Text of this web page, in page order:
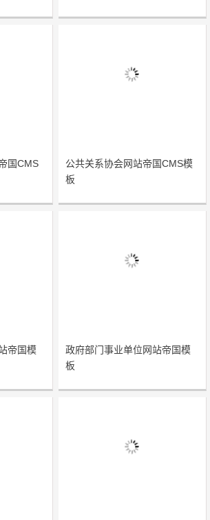
国CMS
公共关系协会网站帝国CMS模
板
帝国模
政府部门事业单位网站帝国模
板